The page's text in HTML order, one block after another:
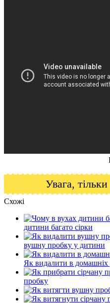
Увага,
Схожі
дитини багато сірки
вушну пробку у дитини
Як видалити в домашніх
пробку